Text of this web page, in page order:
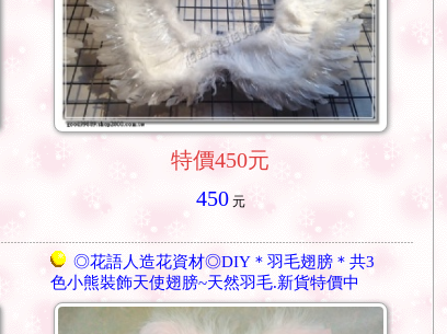
特價450元
450元
◎花語人造花資材◎DIY＊羽毛翅膀＊共3
色小熊裝飾天使翅膀~天然羽毛.新貨特價中